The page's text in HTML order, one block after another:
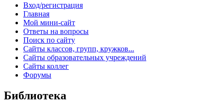
Вход/регистрация
Главная
Мой мини-сайт
Ответы на вопросы
Поиск по сайту
Сайты классов, групп, кружков...
Сайты образовательных учреждений
Сайты коллег
Форумы
Библиотека